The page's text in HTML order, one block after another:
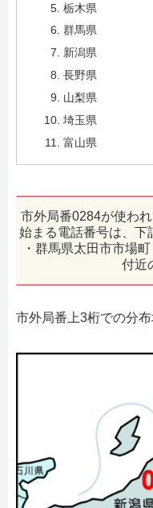
栃木県
群馬県
新潟県
長野県
山梨県
埼玉県
富山県
市外局番0284が使わ
始まる電話番号は、下
・群馬県太田市市場
付近
市外局番上3桁での分布